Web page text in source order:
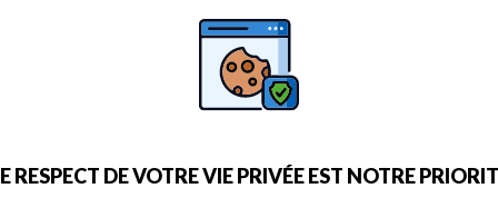
RESPECT DE VOTRE VIE PRIVÉE EST NOTRE